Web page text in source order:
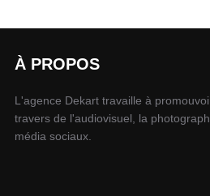
À PROPOS
L'agence Dekart travaille à
travers de l'audiovisuel, la
média sociaux.